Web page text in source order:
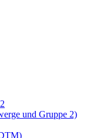
und Gruppe 2)